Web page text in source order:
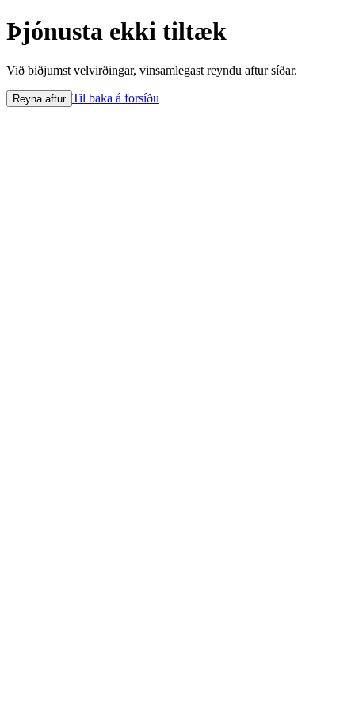
Þjónusta ekki tiltæk
Við biðjumst velvirðingar, vinsamlegast reyndu aftur síðar.
Reyna aftur Til baka á forsíðu